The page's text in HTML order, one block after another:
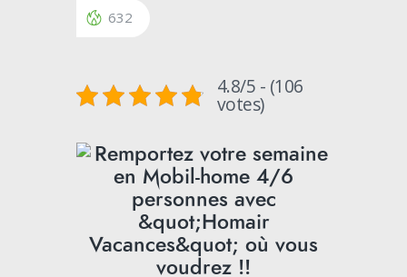
632
4.8/5 - (106
votes)